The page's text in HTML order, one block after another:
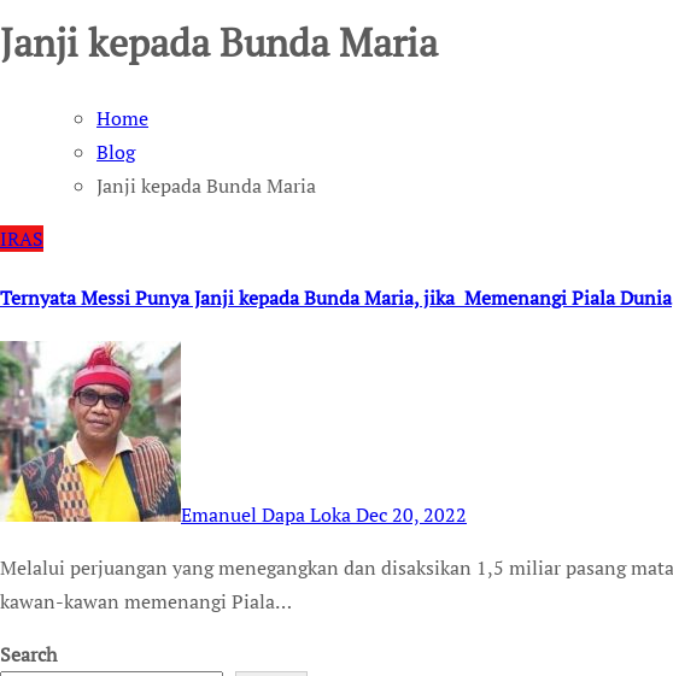
Janji kepada Bunda Maria
Home
Blog
Janji kepada Bunda Maria
IRAS
Ternyata Messi Punya Janji kepada Bunda Maria, jika Memenangi Piala Dunia
Emanuel Dapa LokaDec 20, 2022
Melalui perjuangan yang menegangkan dan disaksikan 1,5 miliar pasang mata melalui layar televisi, Messi dan
kawan-kawan memenangi Piala…
Search